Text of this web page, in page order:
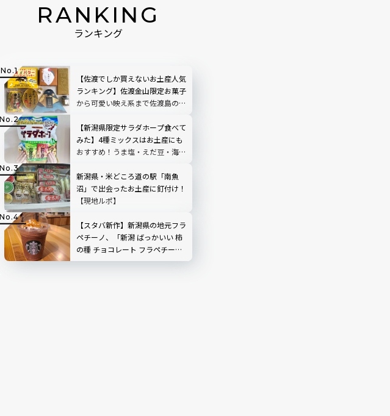
RANKING
ランキング
【佐渡でしか買えないお土産人気
ランキング】佐渡金山限定お菓子
から可愛い映え系まで佐渡島のお
【新潟県限定サラダホープ食べて
みた】4種ミックスはお土産にも
おすすめ！うま塩・えだ豆・海老
新潟県・米どころ道の駅「南魚
沼」で出会ったお土産に釘付け！
【現地ルポ】
【スタバ新作】新潟県の地元フラ
ペチーノ、「新潟 ばっかいい 柿
の種 チョコレート フラペチーノ
®」ってどんな味？